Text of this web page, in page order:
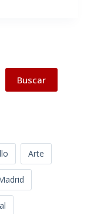
Buscar
Arte